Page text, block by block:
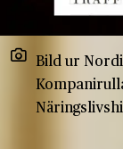
Bild ur